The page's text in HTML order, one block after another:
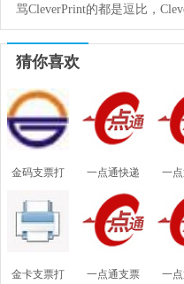
骂CleverPrint的都是逗比，
猜你喜欢
金码支票打
印软件2026
免费版
一点通快递
电子面单打
印软件
一
单
金卡支票打 一点通支票 一